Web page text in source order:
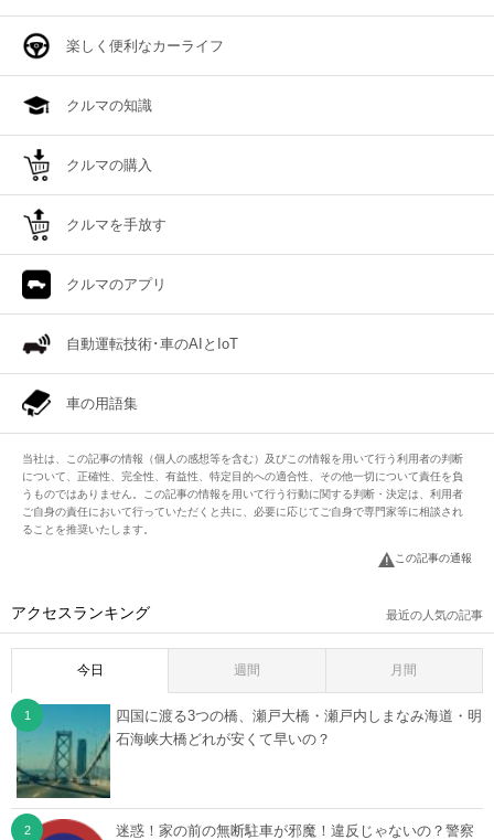
楽しく便利なカーライフ
クルマの知識
クルマの購入
クルマを手放す
クルマのアプリ
自動運転技術･車のAIとIoT
車の用語集
当社は、この記事の情報（個人の感想等を含む）及びこの情報を用いて行う利用者の判断
について、正確性、完全性、有益性、特定目的への適合性、その他一切について責任を負
うものではありません。この記事の情報を用いて行う行動に関する判断・決定は、利用者
ご自身の責任において行っていただくと共に、必要に応じてご自身で専門家等に相談され
ることを推奨いたします。
この記事の通報
アクセスランキング 最近の人気の記事
今日 週間 月間
四国に渡る3つの橋、瀬戸大橋・瀬戸内しまなみ海道・明
石海峡大橋どれが安くて早いの？
迷惑！家の前の無断駐車が邪魔！違反じゃないの？警察